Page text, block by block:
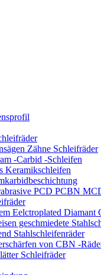
Zähne Schleifräder
-Carbid -Schleifen
Keramikschleifen
PCD PCBN
Eelctroplated Diamant
geschmiedete
Stahlschleifenräder
von CBN -
Schleifräder